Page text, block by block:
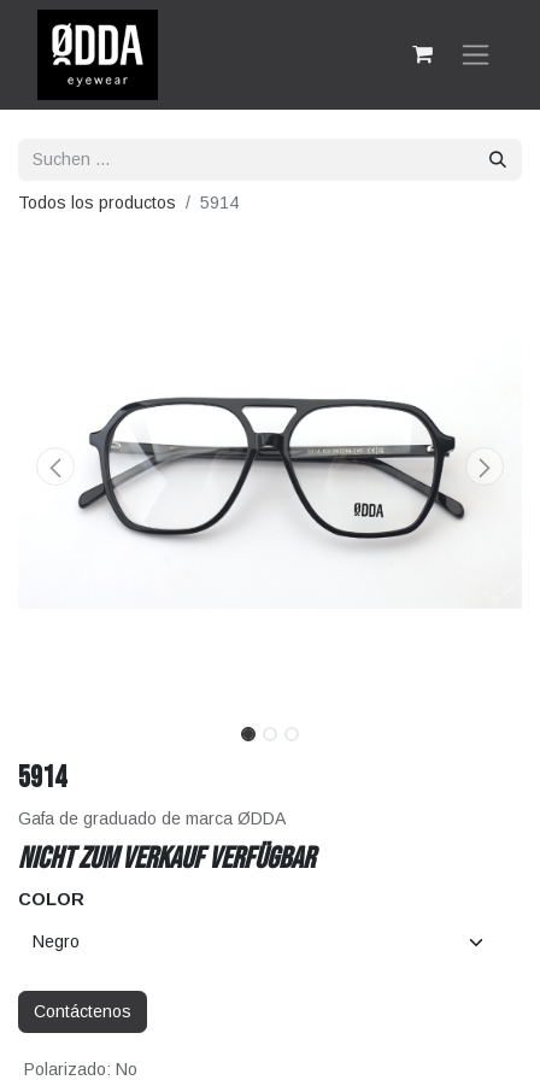
Todos los productos 5914
5914
Gafa de graduado de marca ØDDA
Nicht zum Verkauf verfügbar
COLOR
Contáctenos
Polarizado: No